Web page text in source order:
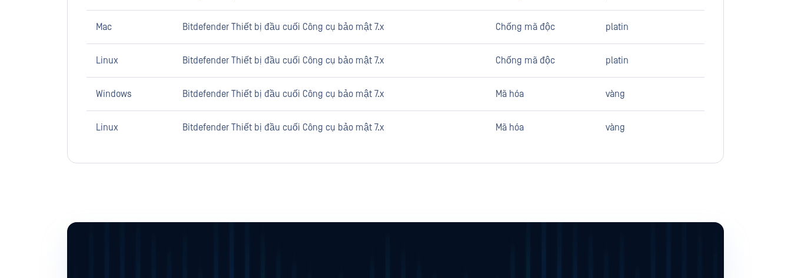
Mac Bitdefender Thiết bị đầu cuối Công cụ bảo mật 7.x Chống mã độc platin
Linux Bitdefender Thiết bị đầu cuối Công cụ bảo mật 7.x Chống mã độc platin
Windows Bitdefender Thiết bị đầu cuối Công cụ bảo mật 7.x Mã hóa vàng
Linux Bitdefender Thiết bị đầu cuối Công cụ bảo mật 7.x Mã hóa vàng